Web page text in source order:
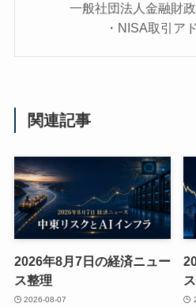
一般社団法人金融財
・NISA取引ア
関連記事
2026年8月7日の経済ニュー
ス整理
2026-08-07